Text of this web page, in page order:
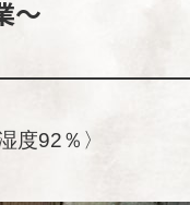
～
度92％〉